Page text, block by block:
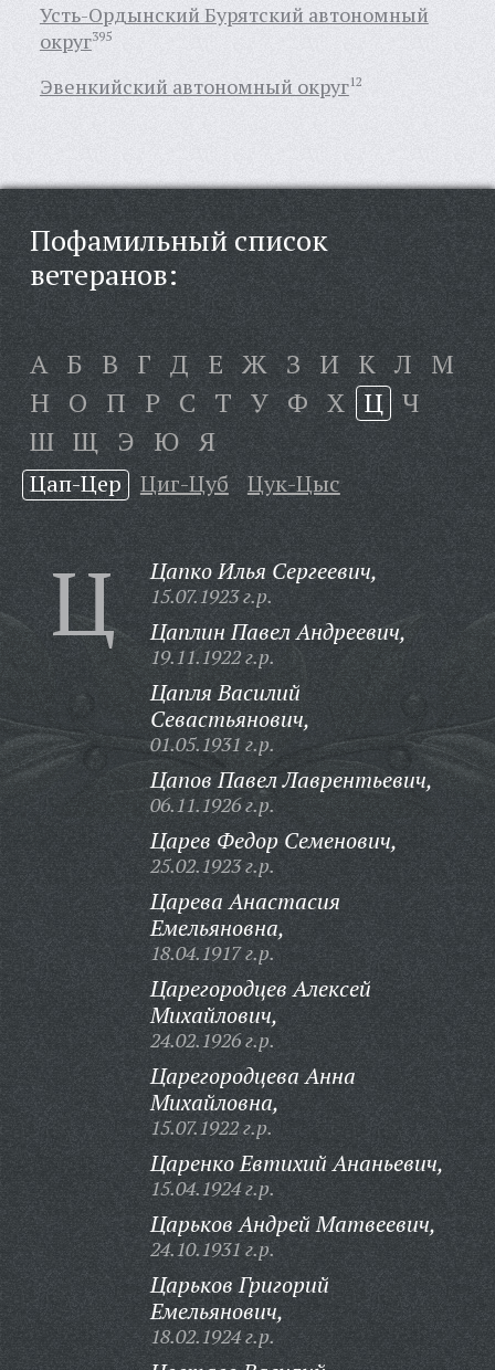
Усть-Ордынский Бурятский автономный
округ395
Эвенкийский автономный округ12
Пофамильный список
ветеранов:
А Б В Г Д Е Ж З И К Л М
Н О П Р С Т У Ф Х Ц Ч
Ш Щ Э Ю Я
Цап-Цер Циг-Цуб Цук-Цыс
Ц Цапко Илья Сергеевич,
15.07.1923 г.р.
Цаплин Павел Андреевич,
19.11.1922 г.р.
Цапля Василий
Севастьянович,
01.05.1931 г.р.
Цапов Павел Лаврентьевич,
06.11.1926 г.р.
Царев Федор Семенович,
25.02.1923 г.р.
Царева Анастасия
Емельяновна,
18.04.1917 г.р.
Царегородцев Алексей
Михайлович,
24.02.1926 г.р.
Царегородцева Анна
Михайловна,
15.07.1922 г.р.
Царенко Евтихий Ананьевич,
15.04.1924 г.р.
Царьков Андрей Матвеевич,
24.10.1931 г.р.
Царьков Григорий
Емельянович,
18.02.1924 г.р.